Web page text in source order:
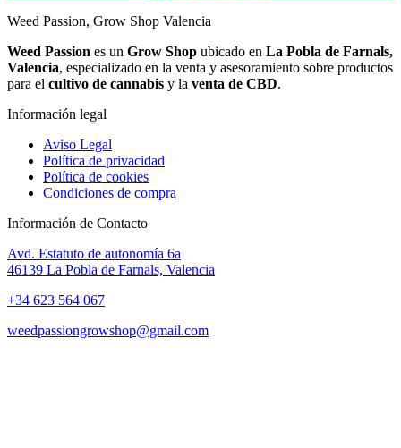
Weed Passion, Grow Shop Valencia
Weed Passion es un Grow Shop ubicado en La Pobla de Farnals,
Valencia, especializado en la venta y asesoramiento sobre productos
para el cultivo de cannabis y la venta de CBD.
Información legal
Aviso Legal
Política de privacidad
Política de cookies
Condiciones de compra
Información de Contacto
Avd. Estatuto de autonomía 6a
46139 La Pobla de Farnals, Valencia
+34 623 564 067
weedpassiongrowshop@gmail.com